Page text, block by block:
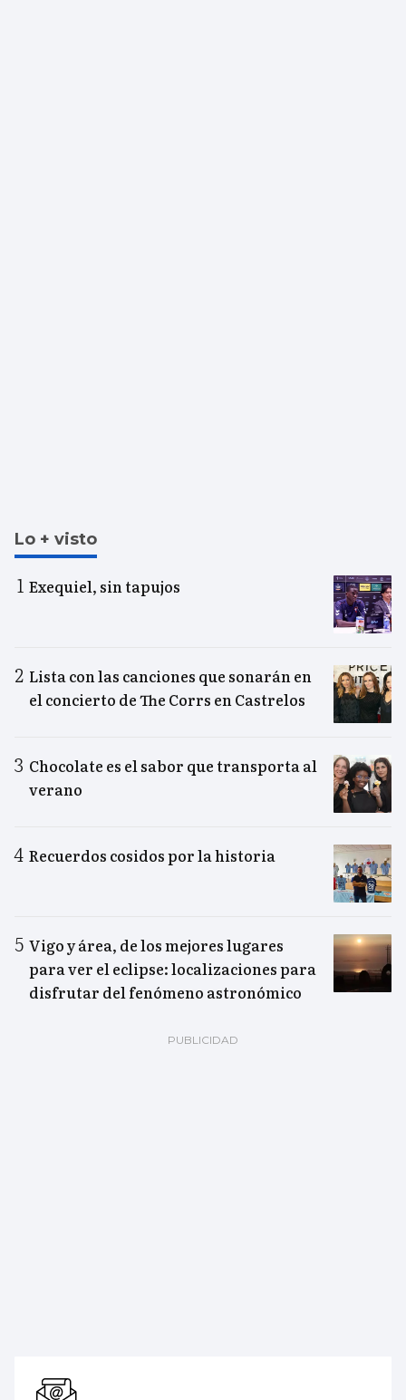
Lo + visto
Exequiel, sin tapujos
Lista con las canciones que sonarán en
el concierto de The Corrs en Castrelos
Chocolate es el sabor que transporta al
verano
Recuerdos cosidos por la historia
Vigo y área, de los mejores lugares
para ver el eclipse: localizaciones para
disfrutar del fenómeno astronómico